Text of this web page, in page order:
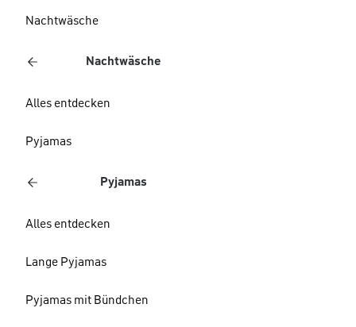
Nachtwäsche
Nachtwäsche
Alles entdecken
Pyjamas
Pyjamas
Alles entdecken
Lange Pyjamas
Pyjamas mit Bündchen